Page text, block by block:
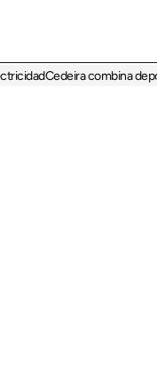
Cedeira combina